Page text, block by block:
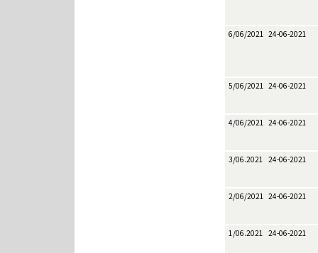
6/06/2021 24-06-2021
5/06/2021 24-06-2021
4/06/2021 24-06-2021
3/06.2021 24-06-2021
2/06/2021 24-06-2021
1/06.2021 24-06-2021